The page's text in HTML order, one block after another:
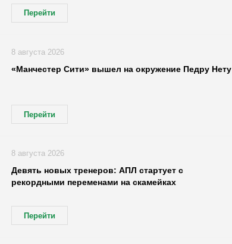
Перейти
«Манчестер Сити» вышел на окружение Педру Нету
Перейти
8 августа 2026
Девять новых тренеров: АПЛ стартует с
рекордными переменами на скамейках
Перейти
8 августа 2026